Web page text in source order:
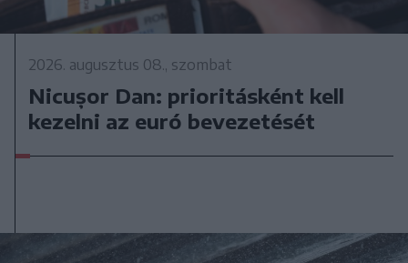
2026. augusztus 08., szombat
Nicușor Dan: prioritásként kell
kezelni az euró bevezetését